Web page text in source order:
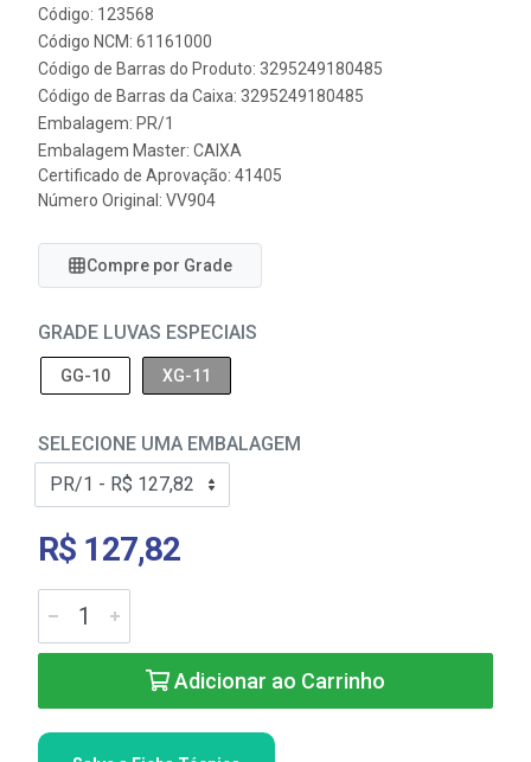
Código: 123568
Código NCM: 61161000
Código de Barras do Produto: 3295249180485
Código de Barras da Caixa: 3295249180485
Embalagem: PR/1
Embalagem Master: CAIXA
Certificado de Aprovação: 41405
Número Original: VV904
Compre por Grade
GRADE LUVAS ESPECIAIS
GG-10 XG-11
SELECIONE UMA EMBALAGEM
R$ 127,82
Adicionar ao Carrinho